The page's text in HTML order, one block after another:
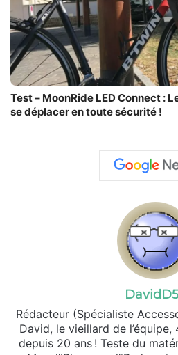
Test – MoonRide LED Connect :
se déplacer en toute sécurité !
Rédacteur (Spécialiste
David, le vieillard de l’équipe,
depuis 20 ans ! Teste du